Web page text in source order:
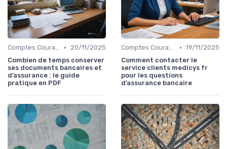
Comptes Courants et Épargne •
20/11/2025
Combien de temps conserver
ses documents bancaires et
d’assurance : le guide
pratique en PDF
Comptes Courants et Épargne • 19/11/2025
Comment contacter le
service clients medicys fr
pour les questions
d’assurance bancaire